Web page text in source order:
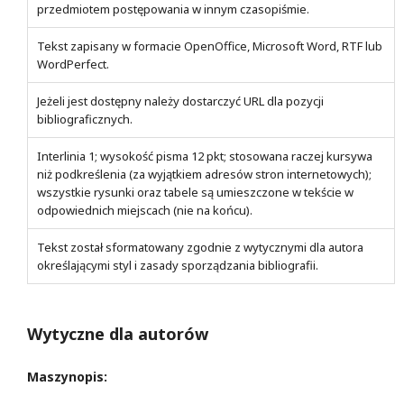
przedmiotem postępowania w innym czasopiśmie.
Tekst zapisany w formacie OpenOffice, Microsoft Word, RTF lub
WordPerfect.
Jeżeli jest dostępny należy dostarczyć URL dla pozycji
bibliograficznych.
Interlinia 1; wysokość pisma 12 pkt; stosowana raczej kursywa
niż podkreślenia (za wyjątkiem adresów stron internetowych);
wszystkie rysunki oraz tabele są umieszczone w tekście w
odpowiednich miejscach (nie na końcu).
Tekst został sformatowany zgodnie z wytycznymi dla autora
określającymi styl i zasady sporządzania bibliografii.
Wytyczne dla autorów
Maszynopis: